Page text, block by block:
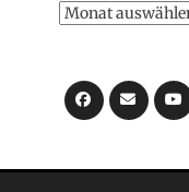
Archiv
Facebook
E-
Mail